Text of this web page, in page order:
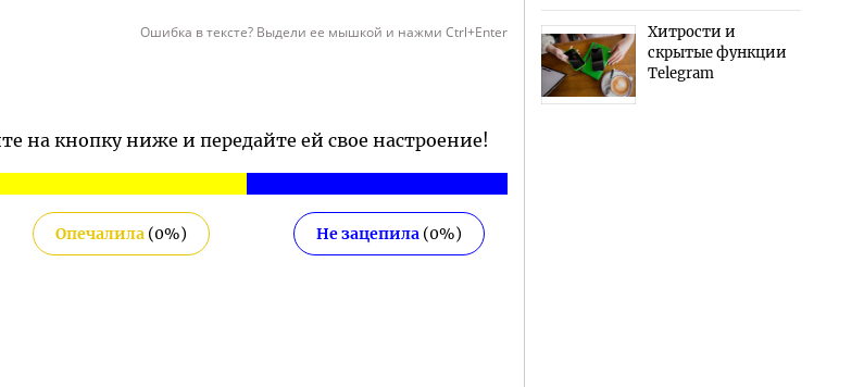
Ошибка в тексте? Выдели ее мышкой и нажми Ctrl+Enter
на кнопку ниже и передайте ей свое настроение!
Опечалила(0%) Не зацепила (0%)
Хитрости и
скрытые функции
Telegram